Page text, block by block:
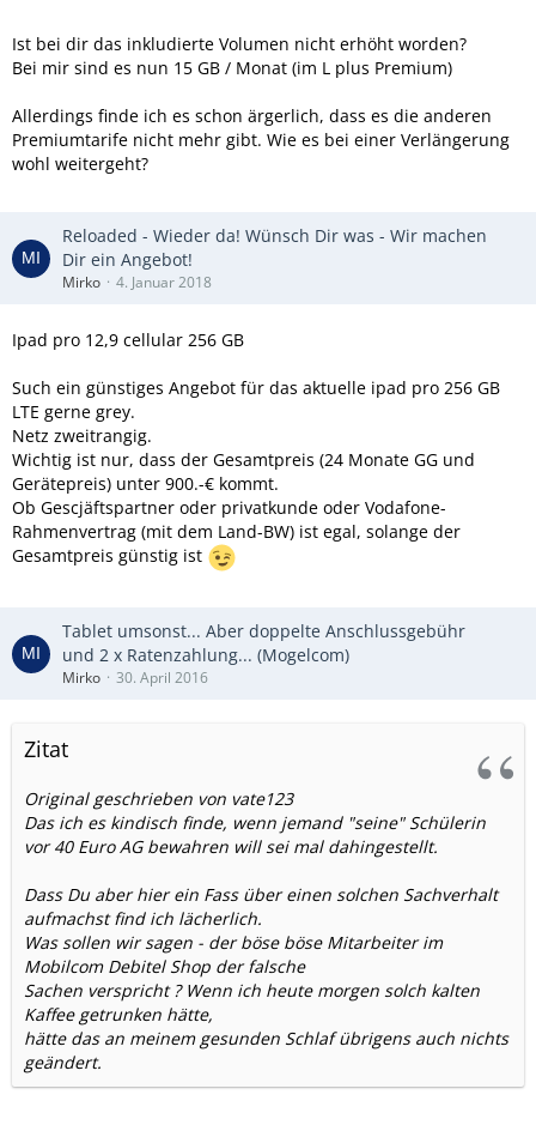
Ist bei dir das inkludierte Volumen nicht erhöht worden?
Bei mir sind es nun 15 GB / Monat (im L plus Premium)
Allerdings finde ich es schon ärgerlich, dass es die anderen
Premiumtarife nicht mehr gibt. Wie es bei einer Verlängerung
wohl weitergeht?
Reloaded - Wieder da! Wünsch Dir was - Wir machen
Dir ein Angebot!
Mirko 4. Januar 2018
Ipad pro 12,9 cellular 256 GB
Such ein günstiges Angebot für das aktuelle ipad pro 256 GB
LTE gerne grey.
Netz zweitrangig.
Wichtig ist nur, dass der Gesamtpreis (24 Monate GG und
Gerätepreis) unter 900.-€ kommt.
Ob Gescjäftspartner oder privatkunde oder Vodafone-
Rahmenvertrag (mit dem Land-BW) ist egal, solange der
Gesamtpreis günstig ist
Tablet umsonst... Aber doppelte Anschlussgebühr
und 2 x Ratenzahlung... (Mogelcom)
Mirko 30. April 2016
Zitat
Original geschrieben von vate123
Das ich es kindisch finde, wenn jemand "seine" Schülerin
vor 40 Euro AG bewahren will sei mal dahingestellt.
Dass Du aber hier ein Fass über einen solchen Sachverhalt
aufmachst find ich lächerlich.
Was sollen wir sagen - der böse böse Mitarbeiter im
Mobilcom Debitel Shop der falsche
Sachen verspricht ? Wenn ich heute morgen solch kalten
Kaffee getrunken hätte,
hätte das an meinem gesunden Schlaf übrigens auch nichts
geändert.